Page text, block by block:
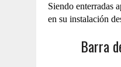
Siendo enterradas
en su instalación
Barra